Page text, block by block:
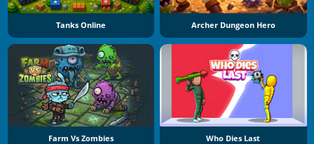
Tanks Online Archer Dungeon Hero
Farm Vs Zombies Who Dies Last